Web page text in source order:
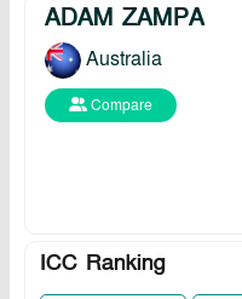
ADAM ZAMPA
Australia
Compare
ICC Ranking